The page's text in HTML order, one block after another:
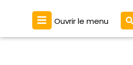
Ouvrir le menu Ouvrir
le
menu